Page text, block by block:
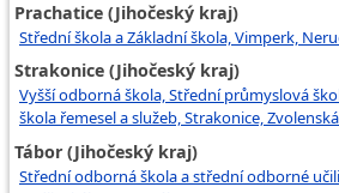
Prachatice (Jihočeský kraj)
Střední škola a Základní škola, Vimperk,
Strakonice (Jihočeský kraj)
Vyšší odborná škola, Střední průmyslová
škola řemesel a služeb, Strakonice,
Tábor (Jihočeský kraj)
Střední odborná škola a střední odborné